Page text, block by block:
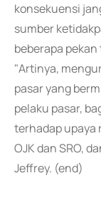
konsekuensi
sumber
beberapa
"Artinya,
pasar yang
pelaku pasar,
terhadap upaya
OJK dan SRO,
Jeffrey. (end)